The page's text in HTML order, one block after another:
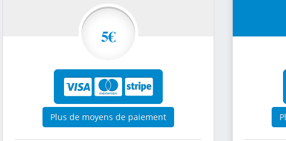
5€
Plus de moyens de paiement